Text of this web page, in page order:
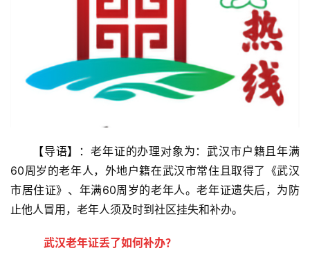
【导语】：老年证的办理对象为：武汉市户籍且年满
60周岁的老年人，外地户籍在武汉市常住且取得了《武汉
市居住证》、年满60周岁的老年人。老年证遗失后，为防
止他人冒用，老年人须及时到社区挂失和补办。
武汉老年证丢了如何补办？